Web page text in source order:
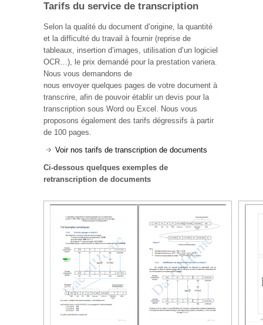
Tarifs du service de transcription
Selon la qualité du document d’origine, la quantité
et la difficulté du travail à fournir (reprise de
tableaux, insertion d’images, utilisation d’un logiciel
OCR…), le prix demandé pour la prestation variera.
Nous vous demandons de
nous envoyer quelques pages de votre document à
transcrire, afin de pouvoir établir un devis pour la
transcription sous Word ou Excel. Nous vous
proposons également des tarifs dégressifs à partir
de 100 pages.
Voir nos tarifs de transcription de documents
Ci-dessous quelques exemples de
retranscription de documents